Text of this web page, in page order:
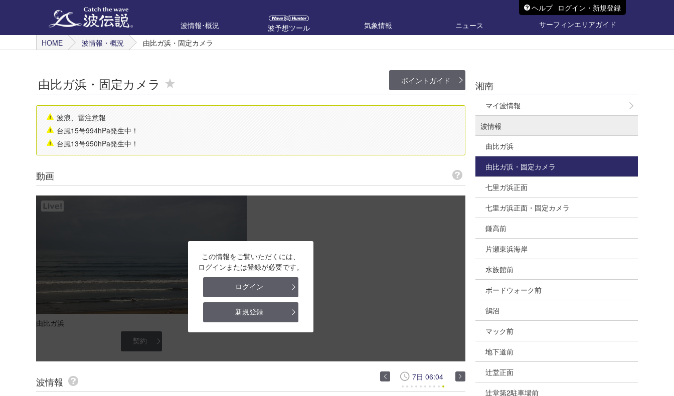
ヘルプ ログイン・新規登録
波情報･概況
波予想ツール 気象情報 ニュース
サーフィンエリアガイド
HOME
波情報・概況 由比ガ浜・固定カメラ
由比ガ浜・固定カメラ ポイント ガイド
波浪、雷注意報
台風15号994hPa発生中！
台風13号950hPa発生中！
動画
由比ガ浜
契約
この情報をご覧いただくには、
ログインまたは登録が必要です。
ログイン
新規登録
波情報 7日 06:04
湘南
マイ波情報
波情報
由比ガ浜
由比ガ浜・固定カメラ
七里ガ浜正面
七里ガ浜正面・固定カメラ
鎌高前
片瀬東浜海岸
水族館前
ボードウォーク前
鵠沼
マック前
地下道前
辻堂正面
辻堂第2駐車場前